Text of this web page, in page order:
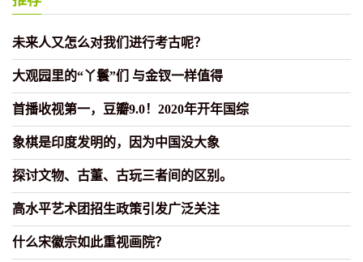
未来人又怎么对我们进行考古呢？
大观园里的“丫鬟”们 与金钗一样值得
首播收视第一，豆瓣9.0！2020年开年国综
象棋是印度发明的，因为中国没大象
探讨文物、古董、古玩三者间的区别。
高水平艺术团招生政策引发广泛关注
什么宋徽宗如此重视画院？